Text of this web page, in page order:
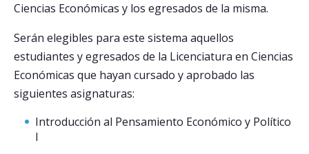
Ciencias Económicas y los egresados de la misma.
Serán elegibles para este sistema aquellos
estudiantes y egresados de la Licenciatura en Ciencias
Económicas que hayan cursado y aprobado las
siguientes asignaturas:
Introducción al Pensamiento Económico y Político
I